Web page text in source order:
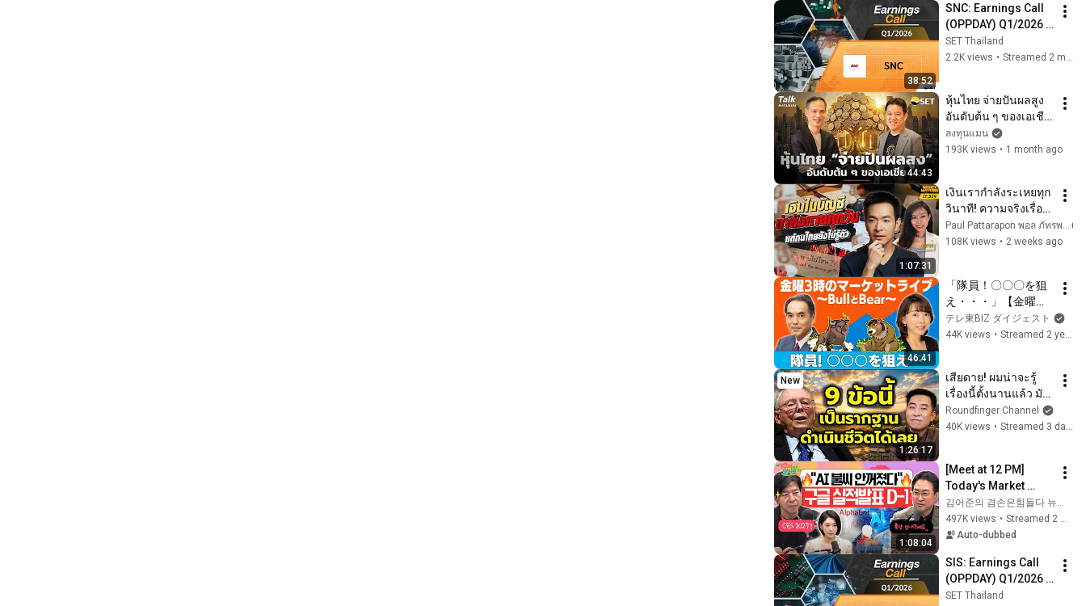
の選択肢」とは？
【今野忍×山本期日
前】｜選挙ドットコ
ム
38:52
SNC: Earnings Call
(OPPDAY) Q1/2026
บมจ. เอส เอ็น ซี ฟอร์
เมอร์
SET Thailand
2.2K views •
44:43
หุ้นไทย จ่ายปันผลสูง
อันดับต้น ๆ ของเอเชีย
| Talk ลงทุนแมน
ลงทุนแมน
193K views • 1 month ago
1:07:31
เงินเรากำลังระเหยทุก
วินาที! ความจริงเรื่อง
เงินเฟ้อ ที่คนไทยยัง
ไม่รู้ตัว | Money
Paul Pattarapon พอล ภัทรพล
108K views • 2 weeks ago
46:41
「隊員！〇〇〇を狙
え・・・」﻿【金曜３
時のマーケットライ
ブ～BullとBear～】
テレ東BIZ ダイジェスト
44K views • Streamed 2 years ago
1:26:17
New
เสียดาย! ผมน่าจะรู้
เรื่องนี้ตั้งนานแล้ว มัน
ดีมากๆๆ / HND! นิ้ว
กลม
Roundfinger Channel
40K views • Streamed 3 days ago
1:08:04
[Meet at 12 PM]
Today's Market
Starts with a
Recovery to 7,000
Points! Are the
김어준의 겸손은힘들다 뉴스공장
497K views •
Streamed 2 weeks ago
Auto-dubbed
SIS: Earnings Call
(OPPDAY) Q1/2026
บมจ. เอสไอเอส ดิสทริ
SET Thailand